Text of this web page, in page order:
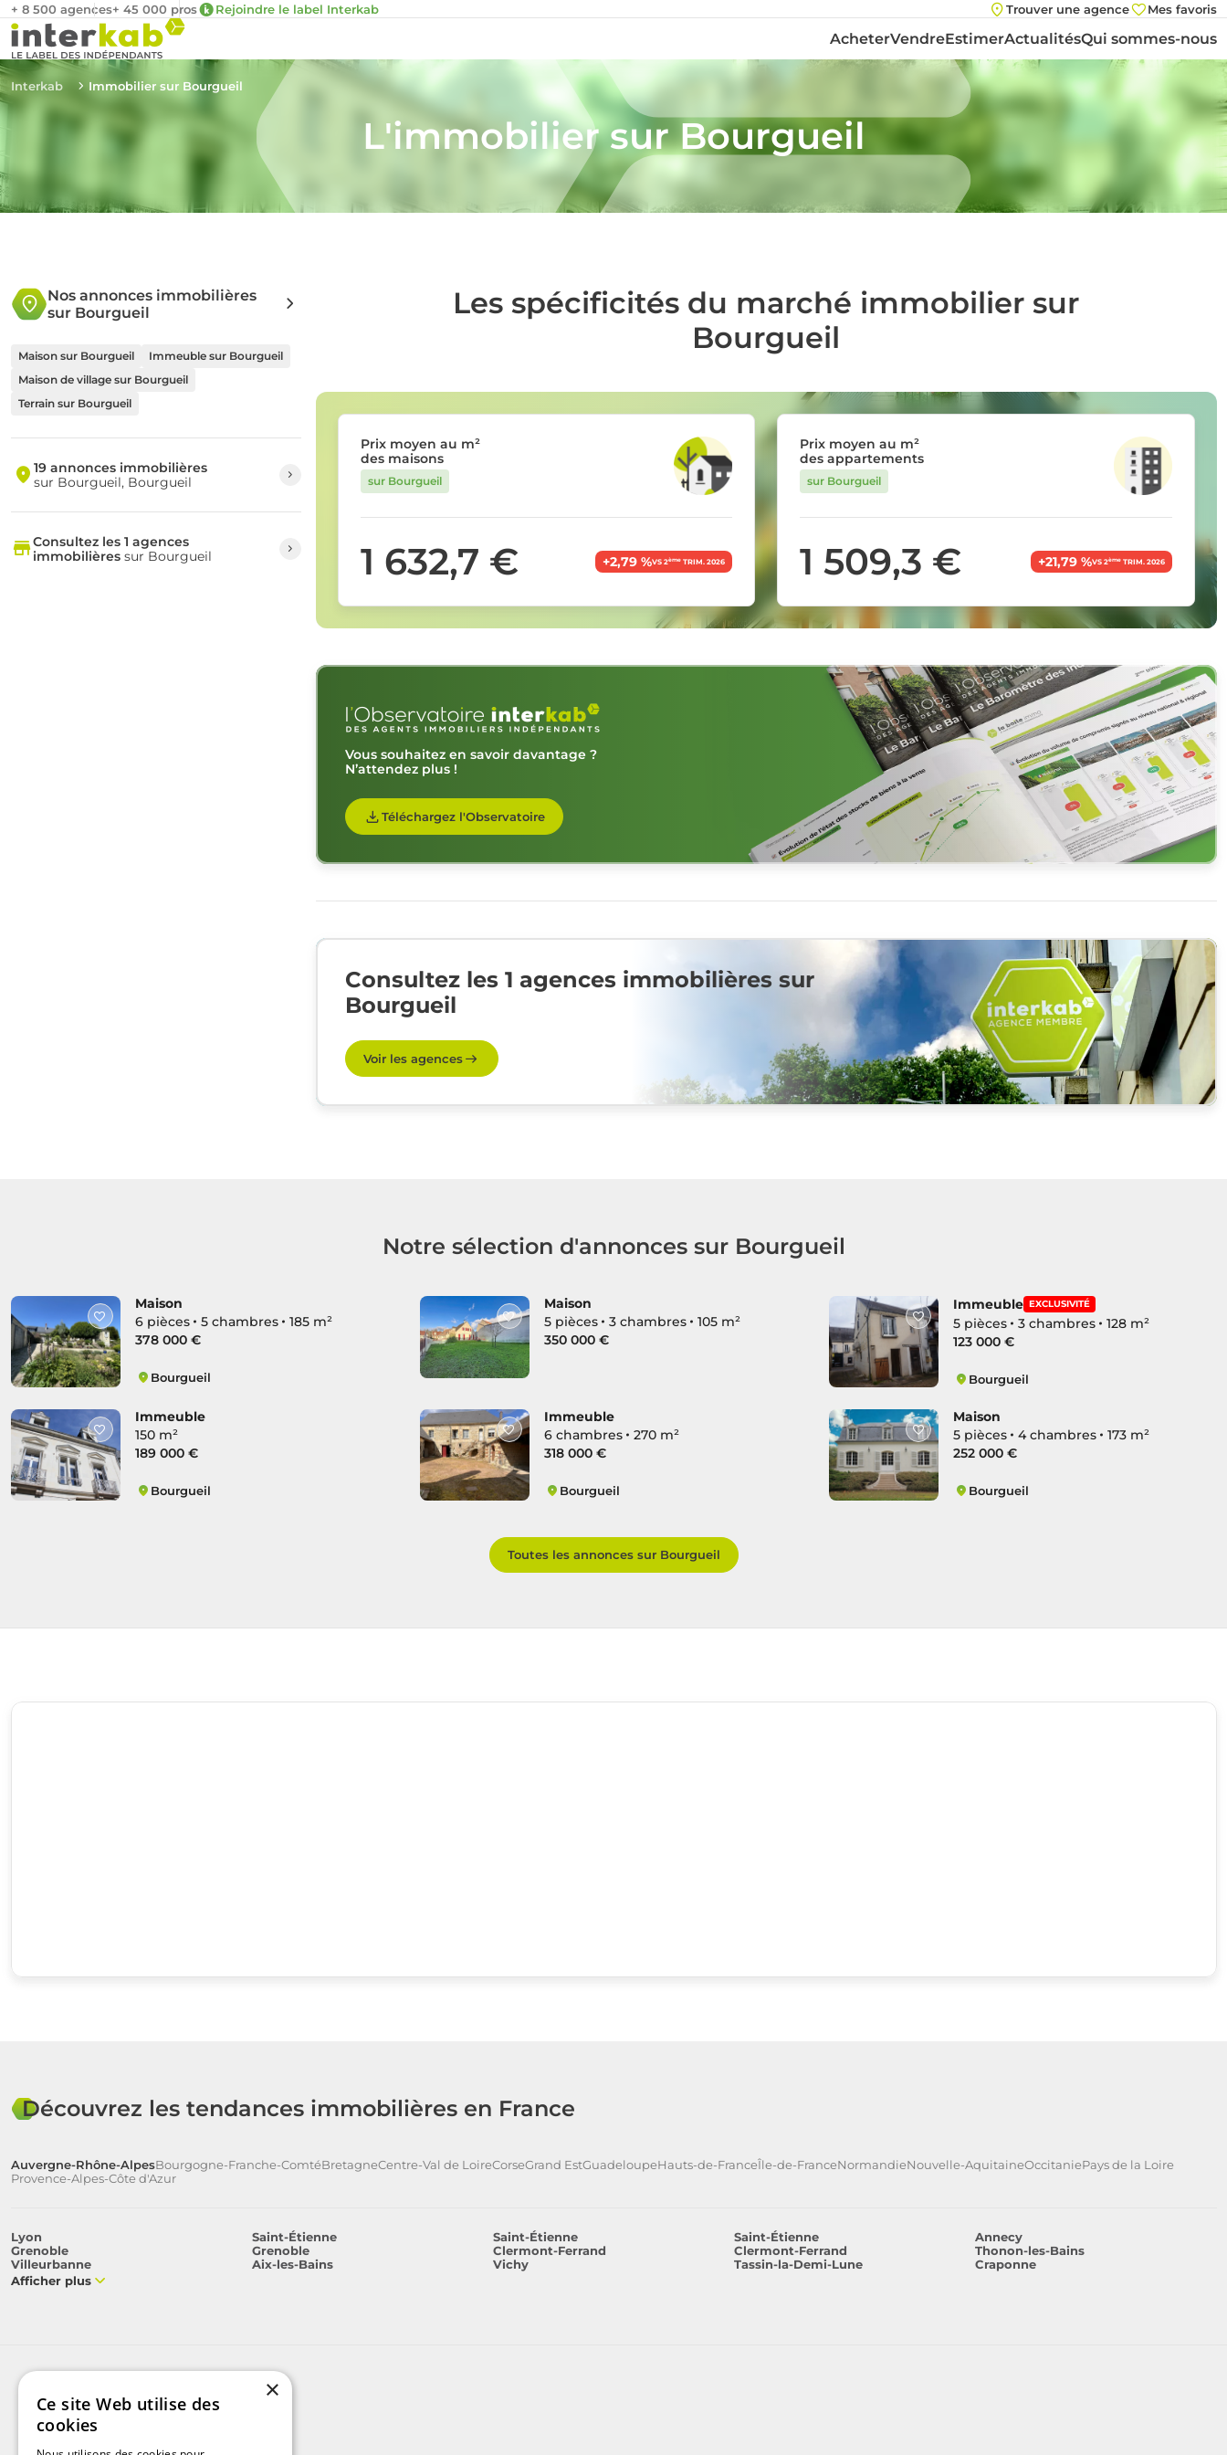
+ 8 500 agences+ 45 000 pros Rejoindre le label Interkab Trouver une agence Mes favoris
AcheterVendreEstimerActualitésQui sommes-nous
Interkab Immobilier sur Bourgueil
L'immobilier sur Bourgueil
Nos annonces immobilières
sur Bourgueil
Maison sur Bourgueil
Immeuble sur Bourgueil
Maison de village sur Bourgueil
Terrain sur Bourgueil
19 annonces immobilières
sur Bourgueil, Bourgueil
Consultez les 1 agences
immobilièressur Bourgueil
Les spécificités du marché immobilier sur
Bourgueil
Prix moyen au m²
des maisons
sur Bourgueil
1 632,7 € +2,79 %VS 2ème TRIM. 2026
Prix moyen au m²
des appartements
sur Bourgueil
1 509,3 € +21,79 %VS 2èmeTRIM. 2026
Vous souhaitez en savoir davantage ?
N’attendez plus !
Téléchargez l'Observatoire
Consultez les 1 agences immobilières sur
Bourgueil
Voir les agences
Notre sélection d'annonces sur Bourgueil
Maison
6 pièces
5 chambres
185 m²
378 000 €
Bourgueil
Maison
5 pièces
3 chambres
105 m²
350 000 €
Immeuble EXCLUSIVITÉ
5 pièces 3 chambres
128 m²
123 000 €
Bourgueil
Immeuble
150 m²
189 000 €
Bourgueil
Immeuble
6 chambres
270 m²
318 000 €
Bourgueil
Maison
5 pièces
4 chambres
173 m²
252 000 €
Bourgueil
Toutes les annonces sur Bourgueil
Découvrez les tendances immobilières en France
Auvergne-Rhône-AlpesBourgogne-Franche-ComtéBretagneCentre-Val de LoireCorseGrand EstGuadeloupeHauts-de-FranceÎle-de-FranceNormandieNouvelle-AquitaineOccitaniePays de la Loire
Provence-Alpes-Côte d'Azur
Lyon Saint-Étienne Saint-Étienne Saint-Étienne
Annecy
Grenoble
Grenoble Clermont-Ferrand Clermont-Ferrand
Thonon-les-Bains
Villeurbanne
Aix-les-Bains Vichy Tassin-la-Demi-Lune
Craponne
Afficher plus
×
Ce site Web utilise des
cookies